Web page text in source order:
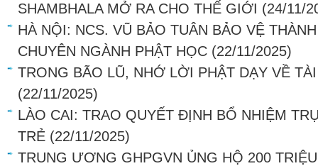
SHAMBHALA MỞ RA CHO THẾ GIỚI (24/11/
HÀ NỘI: NCS. VŨ BẢO TUÂN BẢO VỆ
CHUYÊN NGÀNH PHẬT HỌC (22/11/2025)
TRONG BÃO LŨ, NHỚ LỜI PHẬT DẠY VỀ
(22/11/2025)
LÀO CAI: TRAO QUYẾT ĐỊNH BỔ NHIỆM
TRẺ (22/11/2025)
TRUNG ƯƠNG GHPGVN ỦNG HỘ 200